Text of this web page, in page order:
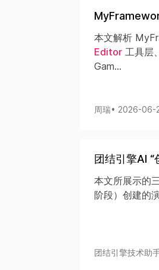
本文解析
Editor 工具层
Gam...
周瑞• 2026-06-
团结引擎AI “
本文所展示的
阶段）创建的
团结引擎技术助